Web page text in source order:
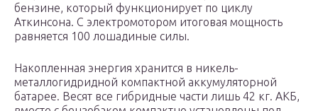
бензине, который функционирует по циклу
Аткинсона. С электромотором итоговая мощность
равняется 100 лошадиные силы.
Накопленная энергия хранится в никель-
металлогидридной компактной аккумуляторной
батарее. Весят все гибридные части лишь 42 кг. АКБ,